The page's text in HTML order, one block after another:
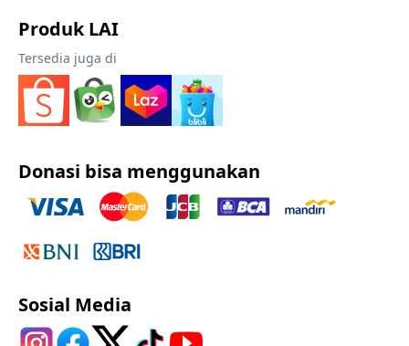
Produk LAI
Tersedia juga di
Donasi bisa menggunakan
Sosial Media